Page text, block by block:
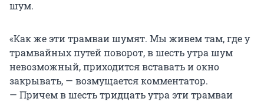
шум.
«Как же эти трамваи шумят. Мы живем там, где у
трамвайных путей поворот, в шесть утра шум
невозможный, приходится вставать и окно
закрывать, — возмущается комментатор.
— Причем в шесть тридцать утра эти трамваи